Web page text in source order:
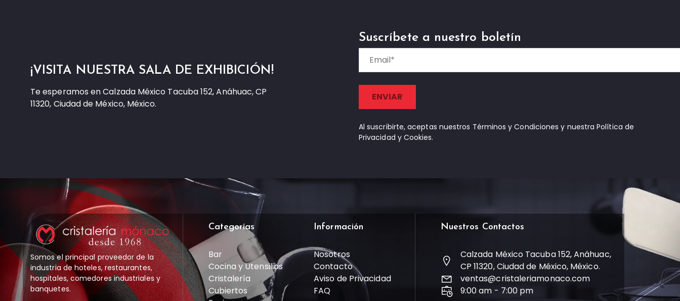
¡VISITA NUESTRA SALA DE EXHIBICIÓN!
Te esperamos en Calzada México Tacuba 152, Anáhuac, CP
11320, Ciudad de México, México.
Suscríbete a nuestro boletín
Al suscribirte, aceptas nuestros Términos y Condiciones y nuestra Política de
Privacidad y Cookies.
Somos el principal proveedor de la
industria de hoteles, restaurantes,
hospitales, comedores industriales y
banquetes.
Categorías
Bar
Cocina y Utensilios
Cristalería
Cubiertos
Información
Nosotros
Contacto
Aviso de Privacidad
FAQ
Nuestros Contactos
Calzada México Tacuba 152, Anáhuac,
CP 11320, Ciudad de México, México.
ventas@cristaleriamonaco.com
9:00 am - 7:00 pm